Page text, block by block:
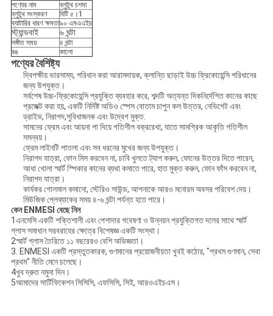
পণ্যের নাম
ব্লুটুথ চশমা
ব্লুটুথ সংস্করণ
বিটি ৫।1
ব্যাটারির ধারণ ক্ষমতা৯০ এমএএইচ
স্ট্যান্ডবাই ৬ ঘন্টা
সঙ্গীত সময়
৪ ঘন্টা
রঙ
কালো
পণ্যের বৈশিষ্ট্য
দ্বিপক্ষীয় ভারসাম্য, পরিধান করা আরামদায়ক, ক্লান্তি ছাড়াই উচ্চ ফ্রিকোয়েন্সি পরিধানের
জন্য উপযুক্ত।
সর্বশেষ উচ্চ-ফ্রিকোয়েন্সি প্রযুক্তি ব্যবহার করে, শব্দটি অত্যন্ত দিকনির্দেশিত কানের কাছে
প্রজেক্ট করা হয়, একটি নির্দিষ্ট অডিও স্পেস বোতাম চাপুন কল উত্তর, নেভিগেট এবং
ড্রাইভ, নিরাপদ,সুবিধাজনক এবং উদ্বেগ মুক্ত.
সামনের ফ্রেম এবং আয়না পা দিয়ে গতিশীল বক্ররেখা, যাতে সামগ্রিক আকৃতি গতিশীল
সমন্বয়।
ফ্রেম লাইনটি পাতলা এবং সব ধরনের মুখের জন্য উপযুক্ত।
নিরাপদ যাত্রা, ফোন মিস করবেন না, চাবি খুলতে ট্যাপ করুন, ফোনের উত্তর দিতে পারেন,
আধা খোলা স্মার্ট স্পিকার কানের ব্যথা কমাতে পারে, হাত মুক্ত করুন, ফোন ফাঁস করবেন না,
নিরাপদ যাত্রা।
কার্যকর গোলমাল কমানো, স্টেরিও সাউন্ড, আপনাকে আরও মনোরম অবসর পরিবেশ দেয়।
মিউজিক প্লেব্যাকের সময় ৪-৬ ঘন্টা পর্যন্ত হতে পারে।
কেন ENMESI বেছে নিন
1এনমেসি একটি শক্তিশালী এবং পেশাদার গবেষণা ও উন্নয়ন প্রযুক্তিগত দলের সাথে স্মার্ট
গ্লাস সমাধান সরবরাহের ক্ষেত্রে বিশেষজ্ঞ একটি সংস্থা।
2স্মার্ট গ্লাস তৈরিতে ১১ বছরেরও বেশি অভিজ্ঞতা।
3. ENMESI একটি প্রস্তুতকারক, গুণমানের প্রয়োজনীয়তা খুবই কঠোর, "প্রথম গুণমান, সেবা
প্রথম" নীতি মেনে চলেছে।
4খুব দ্রুত নমুনা দিন।
5আমাদের সার্টিফিকেশন সিসিসি, এফসিসি, সিই, আরওএইচএস।